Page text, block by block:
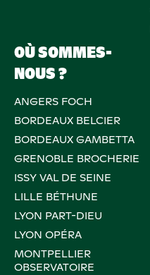
OÙ SOMMES-
NOUS ?
ANGERS FOCH
BORDEAUX BELCIER
BORDEAUX GAMBETTA
GRENOBLE BROCHERIE
ISSY VAL DE SEINE
LILLE BÉTHUNE
LYON PART-DIEU
LYON OPÉRA
MONTPELLIER
OBSERVATOIRE